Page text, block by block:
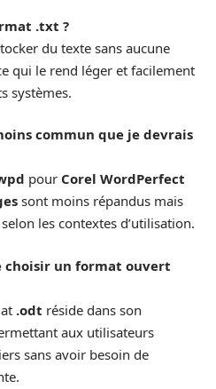
.txt ?
du texte sans aucune
qui le rend léger et facilement
systèmes.
commun que je devrais
pour Corel WordPerfect
sont moins répandus mais
les contextes d’utilisation.
choisir un format ouvert
.odt réside dans son
aux utilisateurs
sans avoir besoin de